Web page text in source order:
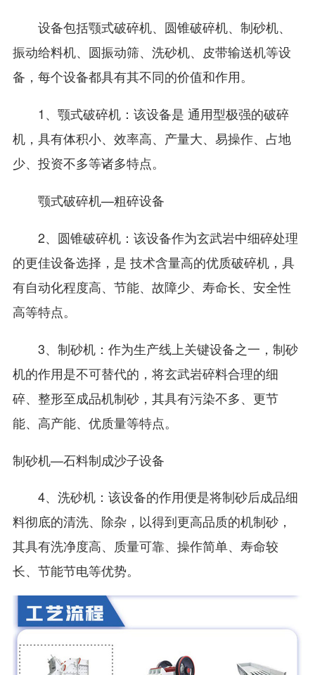
设备包括颚式破碎机、圆锥破碎机、制砂机、
振动给料机、圆振动筛、洗砂机、皮带输送机等设
备，每个设备都具有其不同的价值和作用。
1、颚式破碎机：该设备是 通用型极强的破碎
机，具有体积小、效率高、产量大、易操作、占地
少、投资不多等诸多特点。
颚式破碎机—粗碎设备
2、圆锥破碎机：该设备作为玄武岩中细碎处理
的更佳设备选择，是 技术含量高的优质破碎机，具
有自动化程度高、节能、故障少、寿命长、安全性
高等特点。
3、制砂机：作为生产线上关键设备之一，制砂
机的作用是不可替代的，将玄武岩碎料合理的细
碎、整形至成品机制砂，其具有污染不多、更节
能、高产能、优质量等特点。
制砂机—石料制成沙子设备
4、洗砂机：该设备的作用便是将制砂后成品细
料彻底的清洗、除杂，以得到更高品质的机制砂，
其具有洗净度高、质量可靠、操作简单、寿命较
长、节能节电等优势。